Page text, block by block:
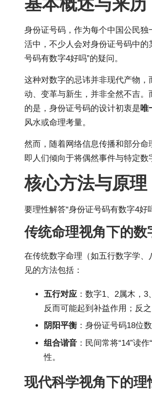
_2ebc.com
身份证号码，作为每个中国公民
活中，不少人会对身份证号码中的
号码有数字4好吗”的疑问。
这种对数字的忌讳并非现代产物，
动、变革与新生，并非全然不吉。
的是，身份证号码的设计初衷是唯
风水或命理考量。
然而，随着网络信息传播和部分命
即人们倾向于将偶然事件与特定
核心方法与原理
要理性解答“身份证号码有数字4好
传统命理视角下的数
在传统数字命理（如五行数字学
见的方法包括：
五行对应 ：数字1、2属木，
反而可能起到补益作用；反
阴阳平衡 ：身份证号码18位
组合谐音 ：民间常将“14”读
性。
现代科学视角下的理